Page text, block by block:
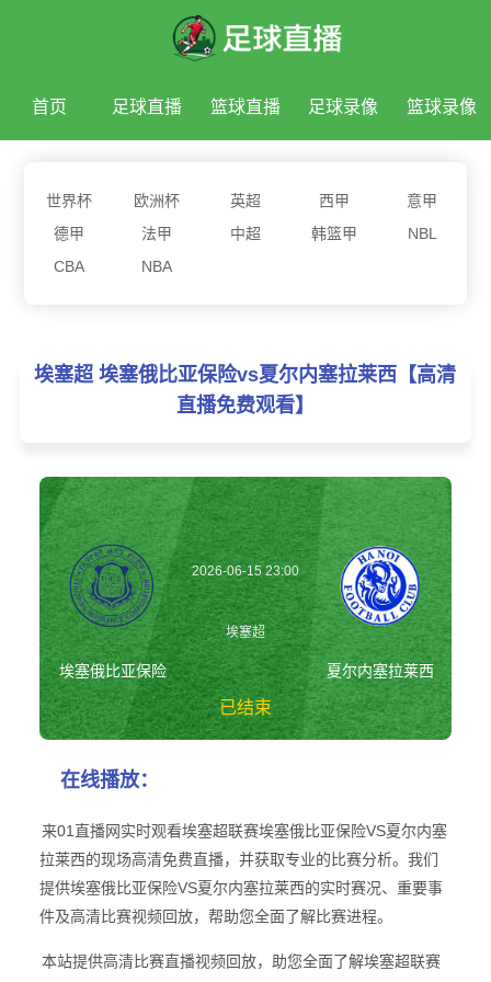
首页 足球直播 篮球直播 足球录像 篮球录像
世界杯 欧洲杯 英超 西甲
意甲
德甲
法甲 中超 韩篮甲
NBL
CBA
NBA
埃塞超 埃塞俄比亚保险vs夏尔内塞拉莱西【高清
直播免费观看】
埃塞俄比亚保险
2026-06-15 23:00
埃塞超
已结束
夏尔内塞拉莱西
在线播放：
来01直播网实时观看埃塞超联赛埃塞俄比亚保险VS夏尔内塞
拉莱西的现场高清免费直播，并获取专业的比赛分析。我们
提供埃塞俄比亚保险VS夏尔内塞拉莱西的实时赛况、重要事
件及高清比赛视频回放，帮助您全面了解比赛进程。
本站提供高清比赛直播视频回放，助您全面了解埃塞超联赛